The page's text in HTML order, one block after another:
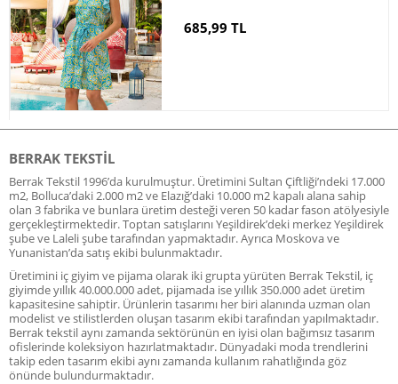
685,99 TL
BERRAK TEKSTIL
Berrak Tekstil 1996’da kurulmuştur. Üretimini Sultan Çiftliği’ndeki 17.000
m2, Bolluca’daki 2.000 m2 ve Elazığ’daki 10.000 m2 kapalı alana sahip
olan 3 fabrika ve bunlara üretim desteği veren 50 kadar fason atölyesiyle
gerçekleştirmektedir. Toptan satışlarını Yeşildirek’deki merkez Yeşildirek
şube ve Laleli şube tarafından yapmaktadır. Ayrıca Moskova ve
Yunanistan’da satış ekibi bulunmaktadır.
Üretimini iç giyim ve pijama olarak iki grupta yürüten Berrak Tekstil, iç
giyimde yıllık 40.000.000 adet, pijamada ise yıllık 350.000 adet üretim
kapasitesine sahiptir. Ürünlerin tasarımı her biri alanında uzman olan
modelist ve stilistlerden oluşan tasarım ekibi tarafından yapılmaktadır.
Berrak tekstil aynı zamanda sektörünün en iyisi olan bağımsız tasarım
ofislerinde koleksiyon hazırlatmaktadır. Dünyadaki moda trendlerini
takip eden tasarım ekibi aynı zamanda kullanım rahatlığında göz
önünde bulundurmaktadır.